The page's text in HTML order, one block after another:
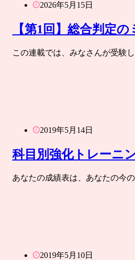
2026年5月15日
【第1回】総合判定の
この連載では、みなさんが受験
2019年5月14日
科目別強化トレーニ
あなたの成績表は、あなたの今
2019年5月10日